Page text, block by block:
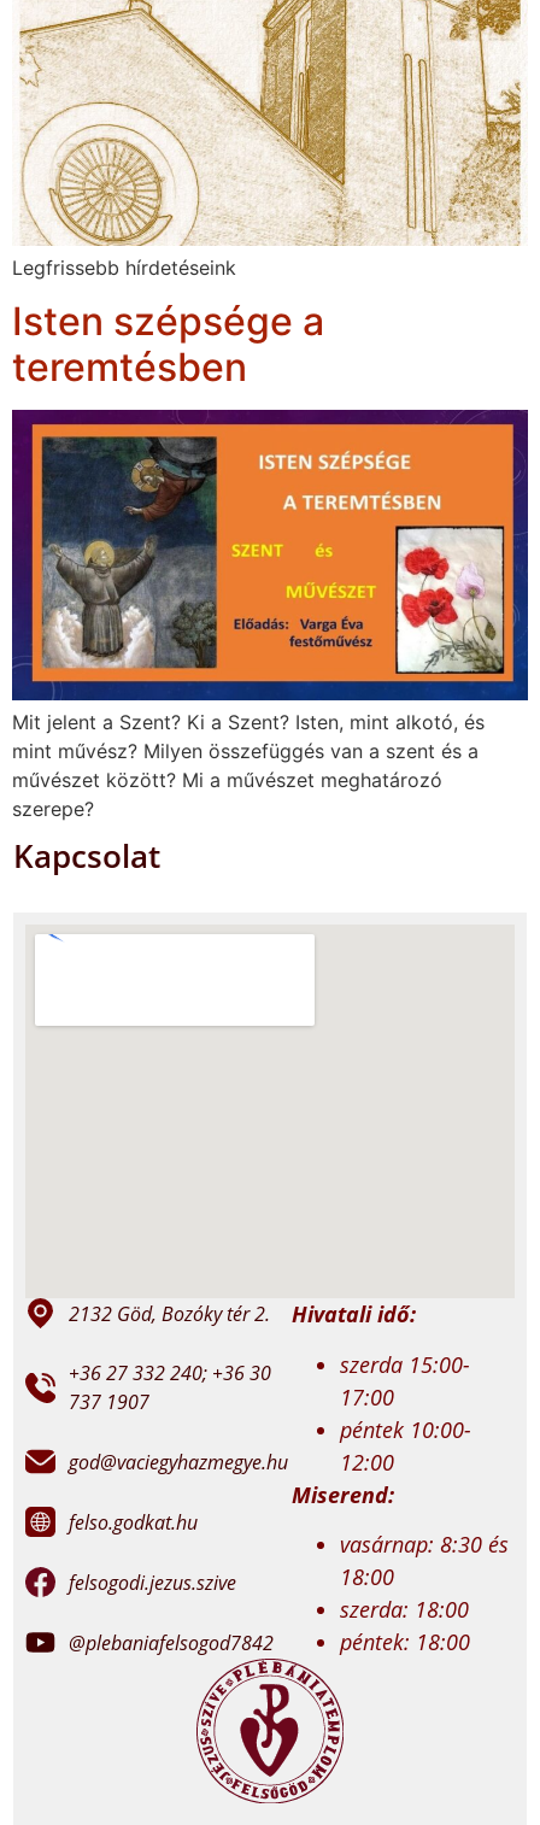
Legfrissebb hírdetéseink
Isten szépsége a
teremtésben
Mit jelent a Szent? Ki a Szent? Isten, mint alkotó, és
mint művész? Milyen összefüggés van a szent és a
művészet között? Mi a művészet meghatározó
szerepe?
Kapcsolat
2132 Göd, Bozóky tér 2.
+36 27 332 240; +36 30
737 1907
god@vaciegyhazmegye.hu
felso.godkat.hu
felsogodi.jezus.szive
@plebaniafelsogod7842
Hivatali idő:
szerda 15:00-
17:00
péntek 10:00-
12:00
Miserend:
vasárnap: 8:30 és
18:00
szerda: 18:00
péntek: 18:00